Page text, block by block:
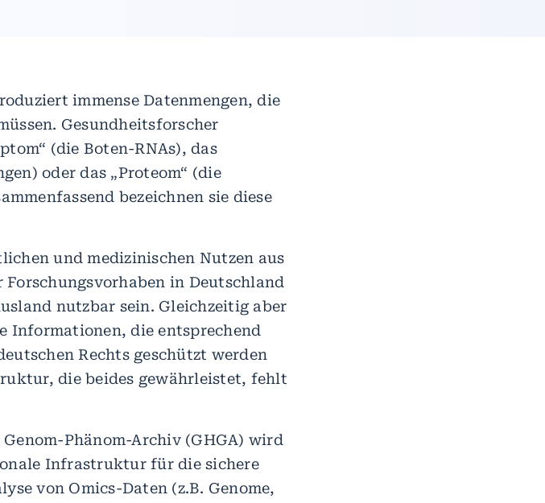
immense Datenmengen, die
Gesundheitsforscher
(die Boten-RNAs), das
oder das „Proteom“ (die
bezeichnen sie diese
und medizinischen Nutzen aus
in Deutschland
nutzbar sein. Gleichzeitig aber
Informationen, die entsprechend
Rechts geschützt werden
die beides gewährleistet, fehlt
Phänom-Archiv (GHGA) wird
Infrastruktur für die sichere
von Omics-Daten (z.B. Genome,